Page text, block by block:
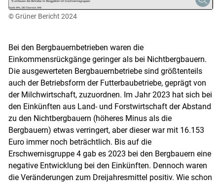
© Grüner Bericht 2024
Bei den Bergbauernbetrieben waren die
Einkommensrückgänge geringer als bei Nichtbergbauern.
Die ausgewerteten Bergbauernbetriebe sind größtenteils
auch der Betriebsform der Futterbaubetriebe, geprägt von
der Milchwirtschaft, zuzuordnen. Im Jahr 2023 hat sich bei
den Einkünften aus Land- und Forstwirtschaft der Abstand
zu den Nichtbergbauern (höheres Minus als die
Bergbauern) etwas verringert, aber dieser war mit 16.153
Euro immer noch beträchtlich. Bis auf die
Erschwernisgruppe 4 gab es 2023 bei den Bergbauern eine
negative Entwicklung bei den Einkünften. Dennoch waren
die Veränderungen zum Dreijahresmittel positiv. Wie schon